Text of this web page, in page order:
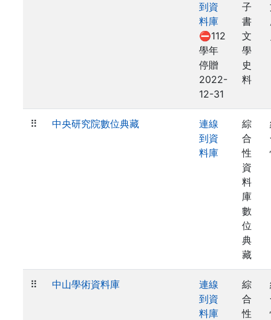
到資
料庫
⛔112
學年
停贈
2022-
12-31
子
書
文
學
史
料
⠿ 中央研究院數位典藏
連線
到資
料庫
綜
合
性
資
料
庫
數
位
典
藏
⠿ 中山學術資料庫
連線
到資
料庫
綜
合
性